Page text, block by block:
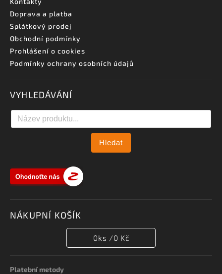
Doprava a platba
Splátkový prodej
Obchodní podmínky
Prohlášení o cookies
Podmínky ochrany osobních údajů
VYHLEDÁVÁNÍ
Hledat
NÁKUPNÍ KOŠÍK
0ks /0 Kč
Platební metody